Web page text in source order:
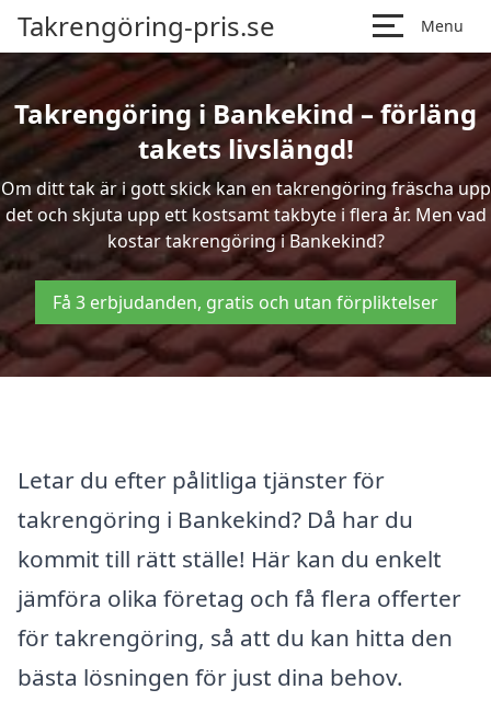
Takrengöring-pris.se Menu
Takrengöring i Bankekind – förläng
takets livslängd!
Om ditt tak är i gott skick kan en takrengöring fräscha upp
det och skjuta upp ett kostsamt takbyte i flera år. Men vad
kostar takrengöring i Bankekind?
Få 3 erbjudanden, gratis och utan förpliktelser
Letar du efter pålitliga tjänster för
takrengöring i Bankekind? Då har du
kommit till rätt ställe! Här kan du enkelt
jämföra olika företag och få flera offerter
för takrengöring, så att du kan hitta den
bästa lösningen för just dina behov.